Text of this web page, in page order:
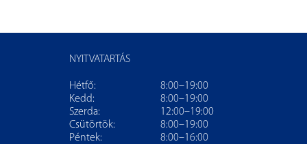
NYITVATARTÁS
Hétfő:
8:00–19:00
Kedd:
8:00–19:00
Szerda:
12:00–19:00
Csütörtök:
8:00–19:00
Péntek:
8:00–16:00